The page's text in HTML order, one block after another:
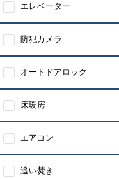
エレベーター
防犯カメラ
オートドアロック
床暖房
エアコン
追い焚き